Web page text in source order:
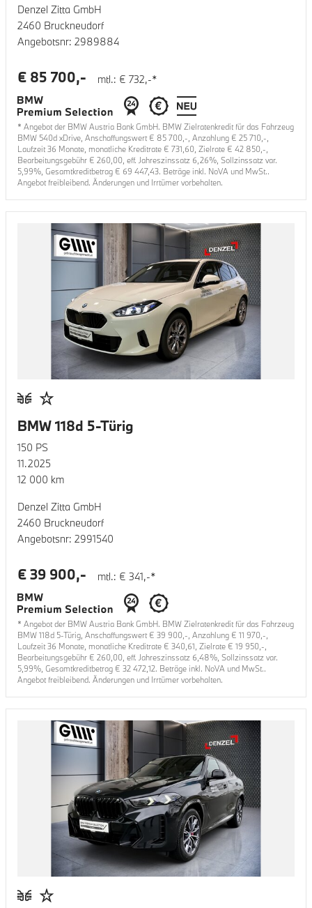
Denzel Zitta GmbH
2460 Bruckneudorf
Angebotsnr: 2989884
mtl.: € 732,-*
€ 85 700,-
* Angebot der BMW Austria Bank GmbH. BMW Zielratenkredit für das Fahrzeug
BMW 540d xDrive , Anschaffungswert € 85 700 ,-, Anzahlung € 25 710 ,-,
Laufzeit36 Monate, monatliche Kreditrate € 731,60 , Zielrate € 42 850 ,-,
Bearbeitungsgebühr € 260,00 , eff. Jahreszinssatz 6,26%, Sollzinssatz var.
5,99%, Gesamtkreditbetrag € 69 447,43. Beträge inkl. NoVA und MwSt..
Angebot freibleibend. Änderungen und Irrtümer vorbehalten.
BMW 118d 5-Türig
150 PS
11.2025
12 000 km
Denzel Zitta GmbH
2460 Bruckneudorf
Angebotsnr: 2991540
mtl.: € 341,-*
€ 39 900,-
* Angebot der BMW Austria Bank GmbH. BMW Zielratenkredit für das Fahrzeug
BMW 118d 5-Türig , Anschaffungswert € 39 900 ,-, Anzahlung € 11 970 ,-,
Laufzeit36 Monate, monatliche Kreditrate € 340,61 , Zielrate € 19 950 ,-,
Bearbeitungsgebühr € 260,00 , eff. Jahreszinssatz 6,48%, Sollzinssatz var.
5,99%, Gesamtkreditbetrag € 32 472,12. Beträge inkl. NoVA und MwSt..
Angebot freibleibend. Änderungen und Irrtümer vorbehalten.